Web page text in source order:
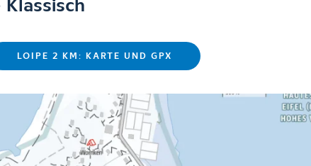
Klassisch
LOIPE 2 KM: KARTE UND GPX